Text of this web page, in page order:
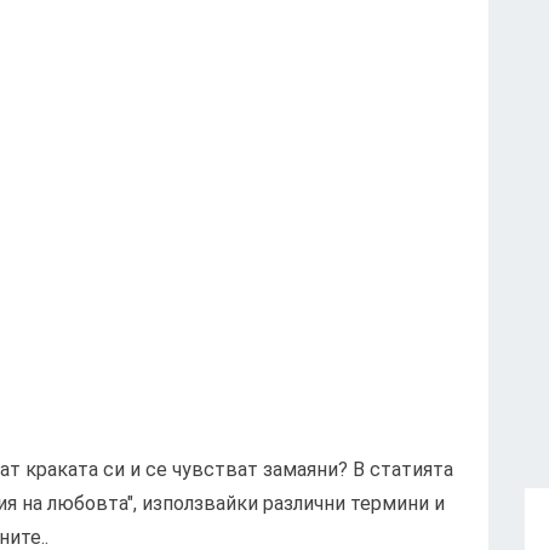
краката си и се чувстват замаяни? В статията
на любовта", използвайки различни термини и